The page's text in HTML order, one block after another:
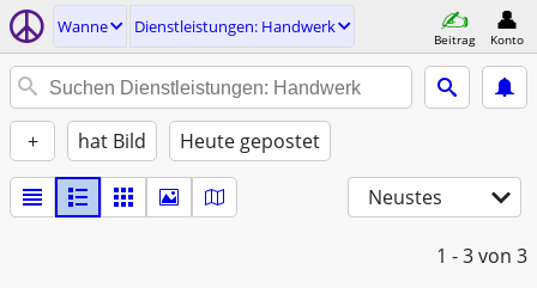
Wanne Dienstleistungen: Handwerk
Beitrag Konto
+ hat Bild Heute gepostet
Neustes
1 - 3von 3